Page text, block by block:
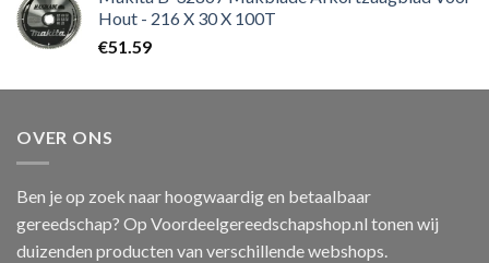
Hout - 216 X 30 X 100T
€51.59
OVER ONS
Ben je op zoek naar hoogwaardig en betaalbaar
gereedschap? Op Voordeelgereedschapshop.nl tonen wij
duizenden producten van verschillende webshops.